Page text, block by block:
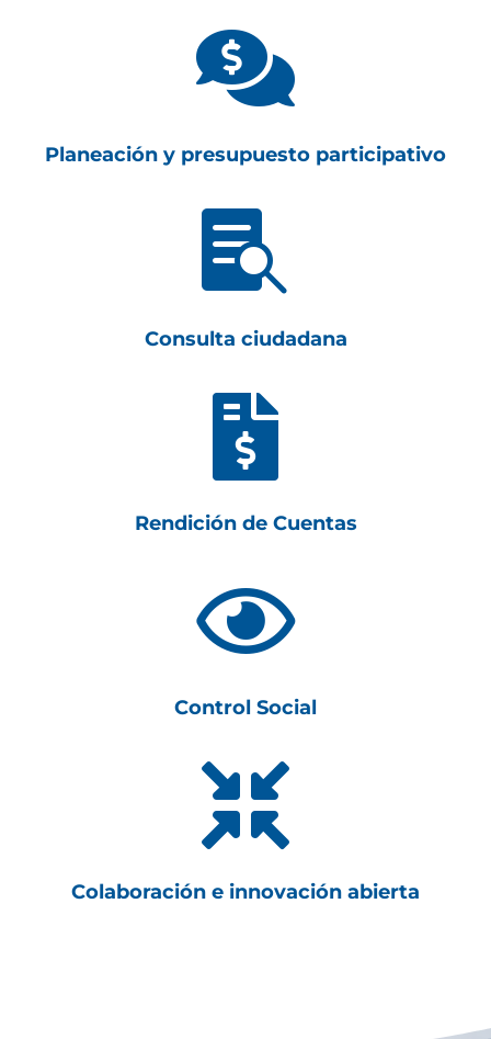

Planeación y presupuesto participativo

Consulta ciudadana

Rendición de Cuentas

Control Social

Colaboración e innovación abierta